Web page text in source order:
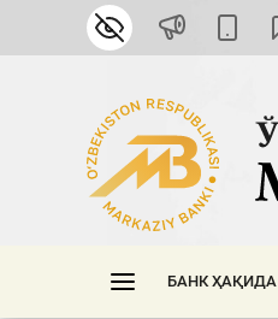
БАНК ҲАҚИДА